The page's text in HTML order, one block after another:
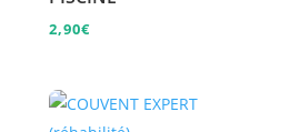
2,90€